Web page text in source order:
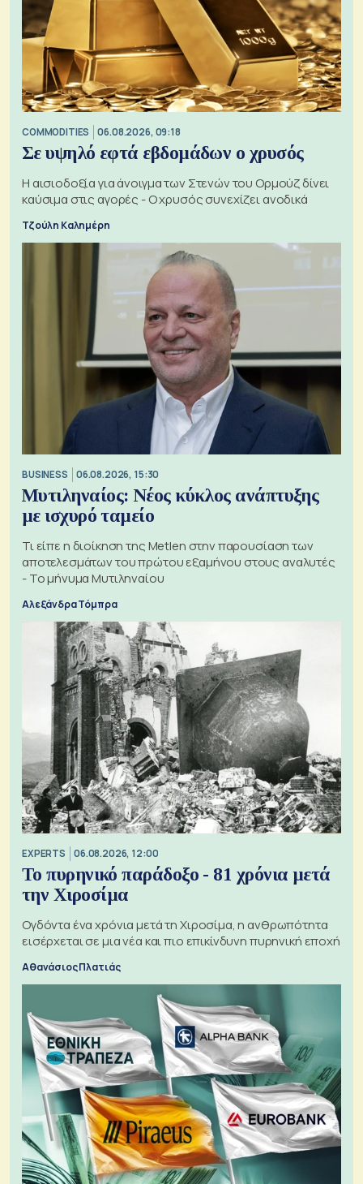
COMMODITIES 06.08.2026, 09:18
Σε υψηλό εφτά εβδομάδων ο χρυσός
Η αισιοδοξία για άνοιγμα των Στενών του Ορμούζ δίνει
καύσιμα στις αγορές - Ο χρυσός συνεχίζει ανοδικά
Τζούλη Καλημέρη
BUSINESS 06.08.2026, 15:30
Μυτιληναίος: Νέος κύκλος ανάπτυξης
με ισχυρό ταμείο
Τι είπε η διοίκηση της Metlen στην παρουσίαση των
αποτελεσμάτων του πρώτου εξαμήνου στους αναλυτές
- Το μήνυμα Μυτιληναίου
Αλεξάνδρα Τόμπρα
EXPERTS 06.08.2026, 12:00
Το πυρηνικό παράδοξο - 81 χρόνια μετά
την Χιροσίμα
Ογδόντα ένα χρόνια μετά τη Χιροσίμα, η ανθρωπότητα
εισέρχεται σε μια νέα και πιο επικίνδυνη πυρηνική εποχή
Αθανάσιος Πλατιάς